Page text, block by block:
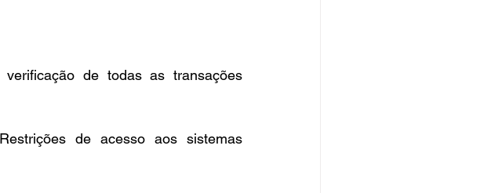
verificação de todas as transações
de acesso aos sistemas